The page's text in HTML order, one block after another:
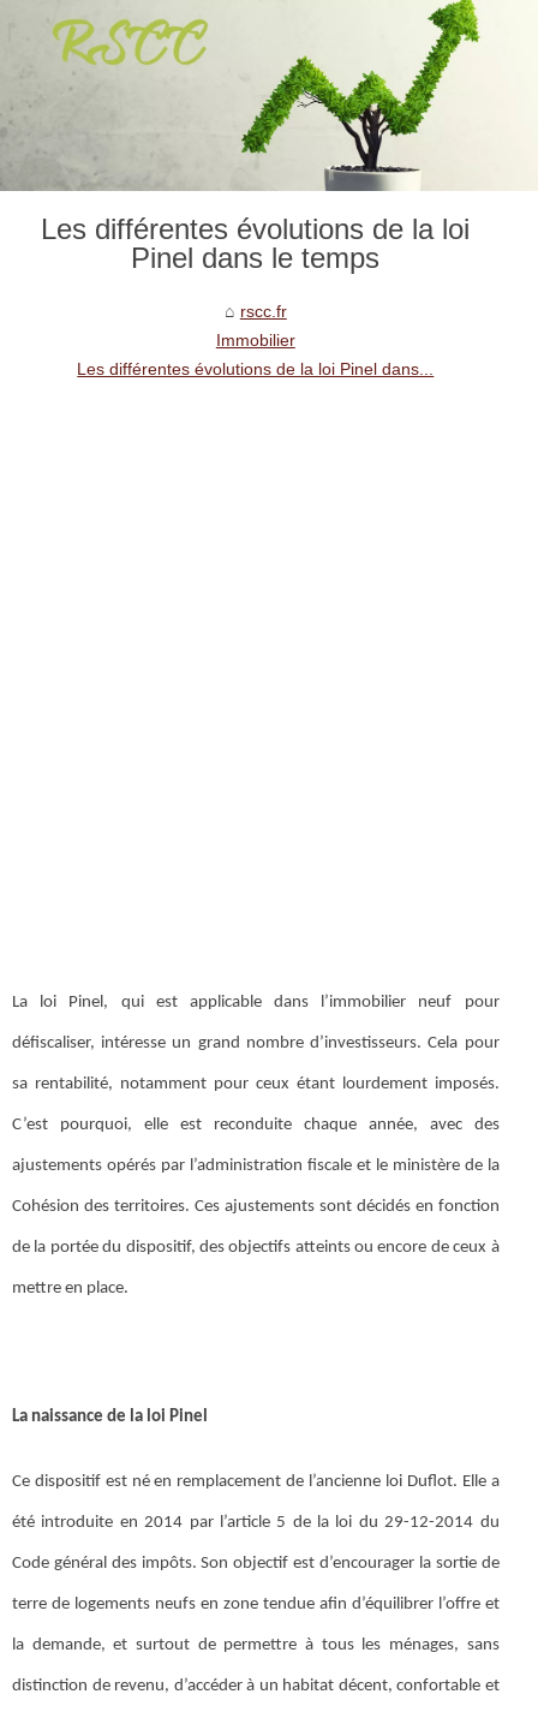
Les différentes évolutions de la loi
Pinel dans le temps
rscc.fr
Immobilier
Les différentes évolutions de la loi Pinel dans...
La loi Pinel, qui est applicable dans l’immobilier neuf pour
défiscaliser, intéresse un grand nombre d’investisseurs. Cela pour
sa rentabilité, notamment pour ceux étant lourdement imposés.
C’est pourquoi, elle est reconduite chaque année, avec des
ajustements opérés par l’administration fiscale et le ministère de la
Cohésion des territoires. Ces ajustements sont décidés en fonction
de la portée du dispositif, des objectifs atteints ou encore de ceux à
mettre en place.
La naissance de la loi Pinel
Ce dispositif est né en remplacement de l’ancienne loi Duflot. Elle a
été introduite en 2014 par l’article 5 de la loi du 29-12-2014 du
Code général des impôts. Son objectif est d’encourager la sortie de
terre de logements neufs en zone tendue afin d’équilibrer l’offre et
la demande, et surtout de permettre à tous les ménages, sans
distinction de revenu, d’accéder à un habitat décent, confortable et